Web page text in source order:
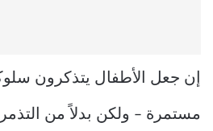
إن جعل الأطفال يتذكرون
مستمرة – ولكن بدلاً من